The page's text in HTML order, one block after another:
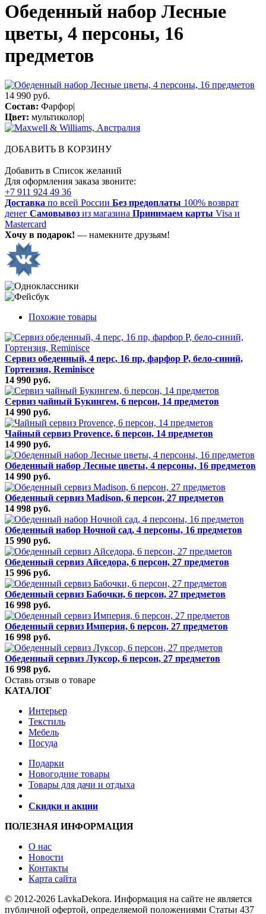
Обеденный набор Лесные
цветы, 4 персоны, 16
предметов
14 990 руб.
Состав: Фарфор|
Цвет: мультиколор|
ДОБАВИТЬ В КОРЗИНУ
Добавить в Список желаний
Для оформления заказа звоните:
+7 911 924 49 36
Доставка по всей России Без предоплаты 100% возврат
денег Самовывоз из магазина Принимаем карты Visa и
Mastercard
Хочу в подарок! — намекните друзьям!
Похожие товары
Сервиз обеденный, 4 перс, 16 пр, фарфор P, бело-синий,
Гортензия, Reminisce
14 990 руб.
Сервиз чайный Букингем, 6 персон, 14 предметов
14 990 руб.
Чайный сервиз Provence, 6 персон, 14 предметов
14 990 руб.
Обеденный набор Лесные цветы, 4 персоны, 16 предметов
14 990 руб.
Обеденный сервиз Madison, 6 персон, 27 предметов
14 998 руб.
Обеденный набор Ночной сад, 4 персоны, 16 предметов
15 990 руб.
Обеденный сервиз Айседора, 6 персон, 27 предметов
15 996 руб.
Обеденный сервиз Бабочки, 6 персон, 27 предметов
16 998 руб.
Обеденный сервиз Империя, 6 персон, 27 предметов
16 998 руб.
Обеденный сервиз Луксор, 6 персон, 27 предметов
16 998 руб.
Оставь отзыв о товаре
КАТАЛОГ
Интерьер
Текстиль
Мебель
Посуда
Подарки
Новогодние товары
Товары для дачи и отдыха
Скидки и акции
ПОЛЕЗНАЯ ИНФОРМАЦИЯ
О нас
Новости
Контакты
Карта сайта
© 2012-2026 LavkaDekora. Информация на сайте не является
публичной офертой, определяемой положениями Статьи 437